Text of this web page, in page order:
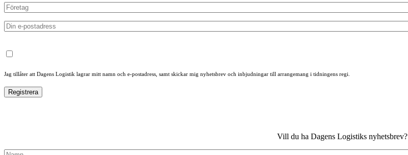
Jag tillåter att Dagens Logistik lagrar mitt namn och e-postadress, samt skickar mig nyhetsbrev och inbjudningar till arrangemang i tidningens regi.
Vill du ha Dagens Logistiks nyhetsbrev?